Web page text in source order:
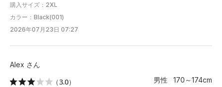
購入サイズ：2XL
カラー：Black(001)
2026年07月23日 07:27
Alex さん
（3.0）
男性 170～174cm